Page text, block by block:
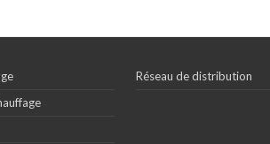
Réseau de distribution